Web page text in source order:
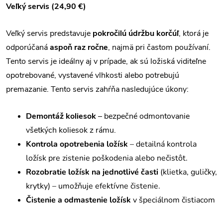
Veľký servis (24,90 €)
Veľký servis predstavuje pokročilú údržbu korčúľ, ktorá je
odporúčanáaspoň raz ročne, najmä pri častom používaní.
Tento servis je ideálny aj v prípade, ak sú ložiská viditeľne
opotrebované, vystavené vlhkosti alebo potrebujú
premazanie. Tento servis zahŕňa nasledujúce úkony:
Demontáž koliesok– bezpečné odmontovanie
všetkých koliesok z rámu.
Kontrola opotrebenia ložísk – detailná kontrola
ložísk pre zistenie poškodenia alebo nečistôt.
Rozobratie ložísk na jednotlivé časti (klietka, guličky,
krytky) – umožňuje efektívne čistenie.
Čistenie a odmastenie ložísk v špeciálnom čistiacom